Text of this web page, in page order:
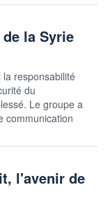
la Syrie
responsabilité
du
Le groupe a
communication
l'avenir de